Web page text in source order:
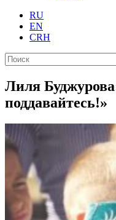
RU
EN
CRH
Лиля
поддавайтесь!»